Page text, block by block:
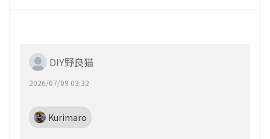
DIY野良猫
2026/07/09 03:32
Kurimaro